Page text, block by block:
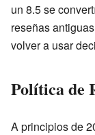
un 8.5 se
reseñas
volver a usar
Política de
A principios de